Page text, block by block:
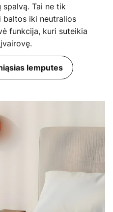
Tai ne tik
baltos iki neutralios
funkcija, kuri suteikia
lemputes